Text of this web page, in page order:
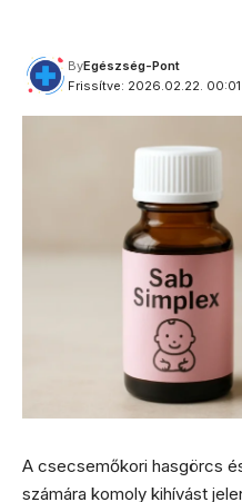
Frissítve: 2026.02.22. 00:01
ByEgészség-Pont
A csecsemőkori hasgörcs
számára komoly kihívást